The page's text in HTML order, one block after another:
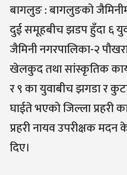
बागलुङ : बागलुङको
दुई समूहबीच झडप हुँदा ६
जैमिनी नगरपालिका-२
खेलकुद तथा सांस्कृतिक
र ९ का युवाबीच झगडा र
घाईते भएको जिल्ला प्रहरी
प्रहरी नायव उपरीक्षक
दिए।